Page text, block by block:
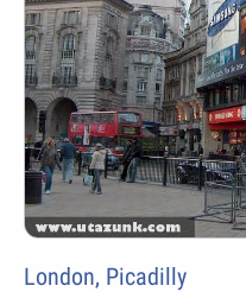
London, Picadilly